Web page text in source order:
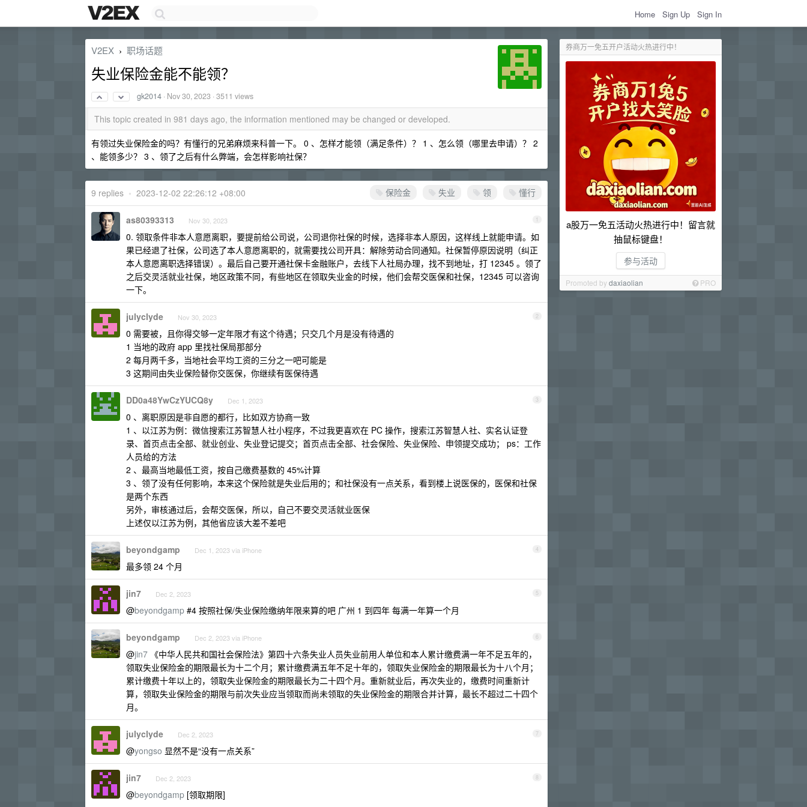
Home Sign Up Sign In
券商万一免五开户活动火热进行中！
a股万一免五活动火热进行中！留言就
抽鼠标键盘！
参与活动
Promoted bydaxiaolian PRO
V2EX › 职场话题
失业保险金能不能领？
gk2014 · Nov 30, 2023 · 3511 views
This topic created in 981 days ago, the information mentioned may be changed or developed.
有领过失业保险金的吗？有懂行的兄弟麻烦来科普一下。 0 、怎样才能领（满足条件）？ 1 、怎么领（哪里去申请）？ 2
、能领多少？ 3 、领了之后有什么弊端，会怎样影响社保？
保险金 失业 领 懂行
9 replies • 2023-12-02 22:26:12 +08:00
1
as80393313 Nov 30, 2023
0. 领取条件非本人意愿离职，要提前给公司说，公司退你社保的时候，选择非本人原因，这样线上就能申请。如
果已经退了社保，公司选了本人意愿离职的，就需要找公司开具：解除劳动合同通知。社保暂停原因说明（纠正
本人意愿离职选择错误）。最后自己要开通社保卡金融账户，去线下人社局办理，找不到地址，打 12345 。领了
之后交灵活就业社保，地区政策不同，有些地区在领取失业金的时候，他们会帮交医保和社保，12345 可以咨询
一下。
2
julyclyde Nov 30, 2023
0 需要被，且你得交够一定年限才有这个待遇；只交几个月是没有待遇的
1 当地的政府 app 里找社保局那部分
2 每月两千多，当地社会平均工资的三分之一吧可能是
3 这期间由失业保险替你交医保，你继续有医保待遇
3
DD0a48YwCzYUCQ8y Dec 1, 2023
0 、离职原因是非自愿的都行，比如双方协商一致
1 、以江苏为例：微信搜索江苏智慧人社小程序，不过我更喜欢在 PC 操作，搜索江苏智慧人社、实名认证登
录、首页点击全部、就业创业、失业登记提交；首页点击全部、社会保险、失业保险、申领提交成功； ps：工作
人员给的方法
2 、最高当地最低工资，按自己缴费基数的 45%计算
3 、领了没有任何影响，本来这个保险就是失业后用的；和社保没有一点关系，看到楼上说医保的，医保和社保
是两个东西
另外，审核通过后，会帮交医保，所以，自己不要交灵活就业医保
上述仅以江苏为例，其他省应该大差不差吧
4
beyondgamp Dec 1, 2023 via iPhone
最多领 24 个月
5
jin7 Dec 2, 2023
@beyondgamp #4 按照社保/失业保险缴纳年限来算的吧 广州 1 到四年 每满一年算一个月
6
beyondgamp Dec 2, 2023 via iPhone
@jin7 《中华人民共和国社会保险法》第四十六条失业人员失业前用人单位和本人累计缴费满一年不足五年的，
领取失业保险金的期限最长为十二个月；累计缴费满五年不足十年的，领取失业保险金的期限最长为十八个月；
累计缴费十年以上的，领取失业保险金的期限最长为二十四个月。重新就业后，再次失业的，缴费时间重新计
算，领取失业保险金的期限与前次失业应当领取而尚未领取的失业保险金的期限合并计算，最长不超过二十四个
月。
7
julyclyde Dec 2, 2023
@yongso 显然不是“没有一点关系”
8
jin7 Dec 2, 2023
@beyondgamp [领取期限]